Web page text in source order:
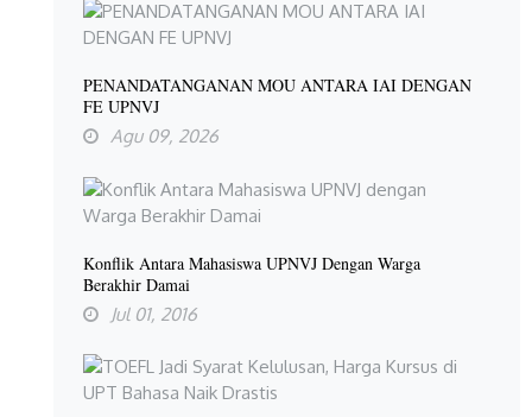
PENANDATANGANAN MOU ANTARA IAI DENGAN
FE UPNVJ
Agu 09, 2026
Konflik Antara Mahasiswa UPNVJ Dengan Warga
Berakhir Damai
Jul 01, 2016